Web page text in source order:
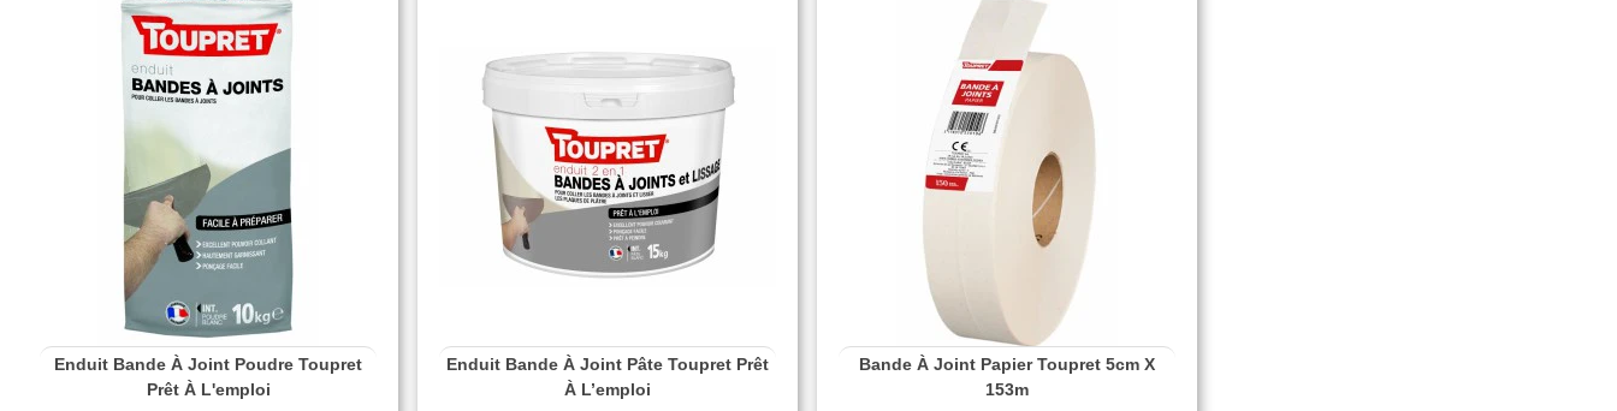
Enduit Bande À Joint Poudre Toupret
Prêt À L'emploi
Enduit Bande À Joint Pâte Toupret Prêt
À L’emploi
Bande À Joint Papier Toupret 5cm X
153m